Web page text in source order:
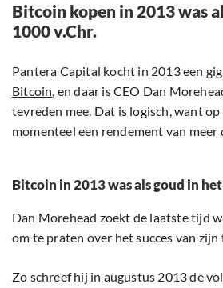
Bitcoin kopen in 2013 was
1000 v.Chr.
Pantera Capital kocht in 2013 een
Bitcoin, en daar is CEO Dan
tevreden mee. Dat is logisch, want
momenteel een rendement van meer
Bitcoin in 2013 was als goud in
Dan Morehead zoekt de laatste tijd
om te praten over het succes van zijn
Zo schreef hij in augustus 2013 de